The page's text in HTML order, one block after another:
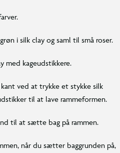
i silk clay og saml til små roser.
med kageudstikkere.
ved at trykke et stykke silk
til at lave rammeformen.
til at sætte bag på rammen.
når du sætter baggrunden på,